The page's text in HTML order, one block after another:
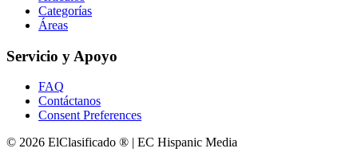
Categorías
Áreas
Servicio y Apoyo
FAQ
Contáctanos
Consent Preferences
© 2026 ElClasificado ® | EC Hispanic Media